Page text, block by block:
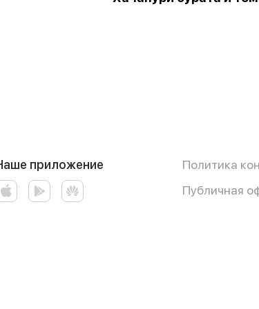
приложение
Политика
Публичная